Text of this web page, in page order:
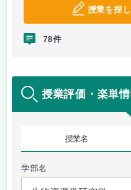
授業を探
78件
授業評価・楽単
授業名
学部名